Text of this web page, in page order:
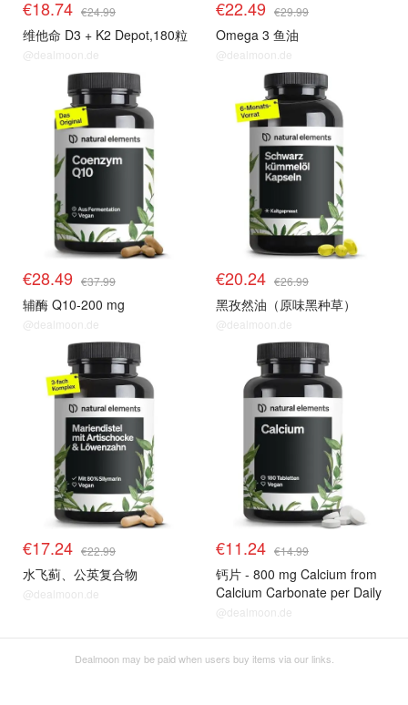
€18.74 €24.99
维他命 D3 + K2 Depot,180粒
@dealmoon.de
€22.49 €29.99
Omega 3 鱼油
@dealmoon.de
€28.49 €37.99
辅酶 Q10-200 mg
@dealmoon.de
€20.24 €26.99
黑孜然油（原味黑种草）
@dealmoon.de
€17.24 €22.99
水飞蓟、公英复合物
@dealmoon.de
€11.24 €14.99
钙片 - 800 mg Calcium from
Calcium Carbonate per Daily
Dose - 180 Tablets for 3
Produced in Germany &
@dealmoon.de
Dealmoon may be paid when users buy items via our links.